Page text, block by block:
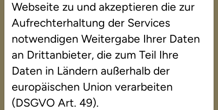
Was ist eine
Rechenschwäche?
Unter dem Begriff Rechenschwäche
(Dyskalkulie) werden erhebliche und lang
andauernde Schwierigkeiten beim Erlernen
der mathematischen Grundlagen
Webseite zu und akzeptieren die zur
Aufrechterhaltung der Services
notwendigen Weitergabe Ihrer Daten
an Drittanbieter, die zum Teil Ihre
Daten in Ländern außerhalb der
europäischen Union verarbeiten
(DSGVO Art. 49).